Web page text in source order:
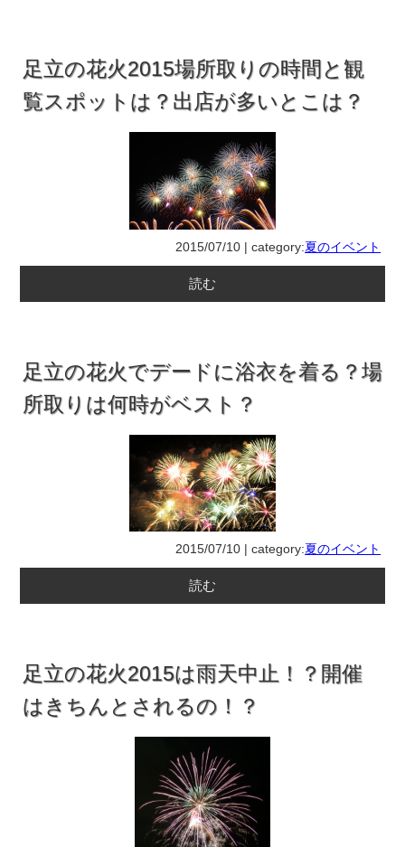
足立の花火2015場所取りの時間と観
覧スポットは？出店が多いとこは？
2015/07/10 | category:夏のイベント
読む
足立の花火でデードに浴衣を着る？場
所取りは何時がベスト？
2015/07/10 | category:夏のイベント
読む
足立の花火2015は雨天中止！？開催
はきちんとされるの！？